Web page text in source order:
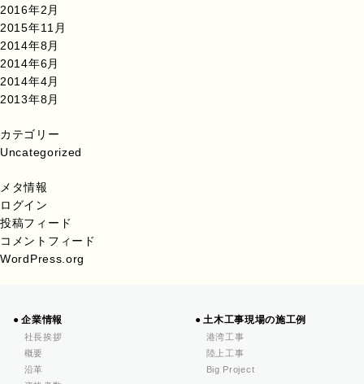
2016年2月
2015年11月
2014年8月
2014年6月
2014年4月
2013年8月
カテゴリー
Uncategorized
メタ情報
ログイン
投稿フィード
コメントフィード
WordPress.org
企業情報
社長挨拶
概要
沿革
土木工事現場の施工例
港湾工事
陸上工事
Big Project